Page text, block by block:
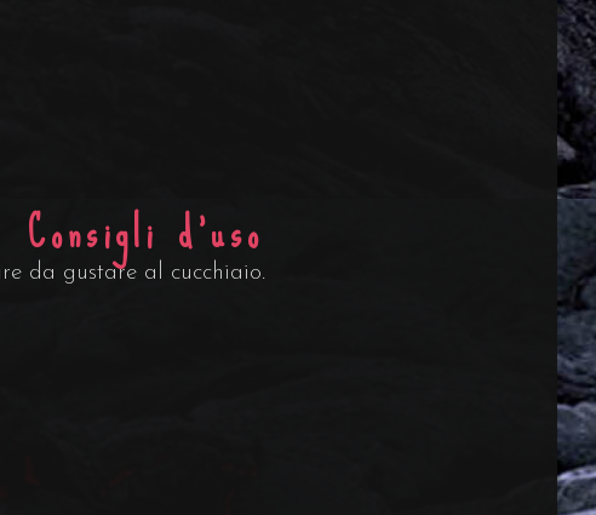
Consigli d'uso
da gustare al cucchiaio.